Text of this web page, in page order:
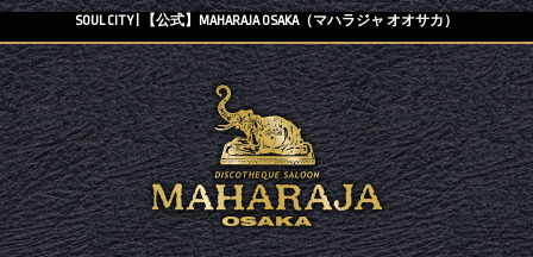
SOUL CITY | 【公式】MAHARAJA OSAKA（マハラジャ オオサカ）